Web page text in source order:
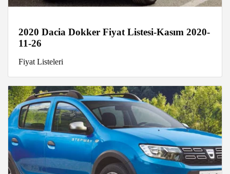
2020 Dacia Dokker Fiyat Listesi-Kasım 2020-
11-26
Fiyat Listeleri